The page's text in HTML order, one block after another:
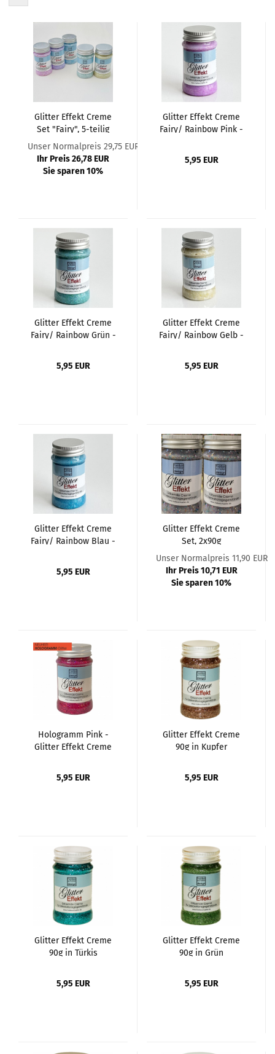
Glitter Effekt Creme
Set "Fairy", 5-teilig
Unser Normalpreis 29,75 EUR
Ihr Preis 26,78 EUR
Sie sparen 10%
Glitter Effekt Creme
Fairy/ Rainbow Pink -
5,95 EUR
Glitter Effekt Creme
Fairy/ Rainbow Grün -
5,95 EUR
Glitter Effekt Creme
Fairy/ Rainbow Gelb -
5,95 EUR
Glitter Effekt Creme
Fairy/ Rainbow Blau -
5,95 EUR
Glitter Effekt Creme
Set, 2x90g
Unser Normalpreis 11,90 EUR
Ihr Preis 10,71 EUR
Sie sparen 10%
Hologramm Pink -
Glitter Effekt Creme
5,95 EUR
Glitter Effekt Creme
90g in Kupfer
5,95 EUR
Glitter Effekt Creme
90g in Türkis
5,95 EUR
Glitter Effekt Creme
90g in Grün
5,95 EUR